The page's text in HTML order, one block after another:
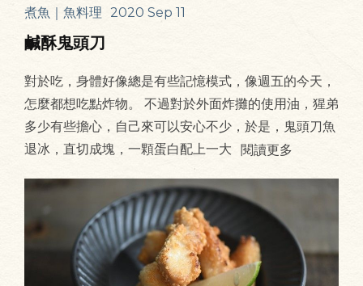
煮魚｜魚料理 2020 Sep 11
鹹酥鬼頭刀
對於吃，身體好像總是有些記憶模式，像週五的今天，
怎麼都想吃點炸物。 不過對於外面炸攤的使用油，猩弟
多少有些擔心，自己來可以安心不少，於是，鬼頭刀魚
退冰，直切成塊，一顆蛋白配上一大 閱讀更多